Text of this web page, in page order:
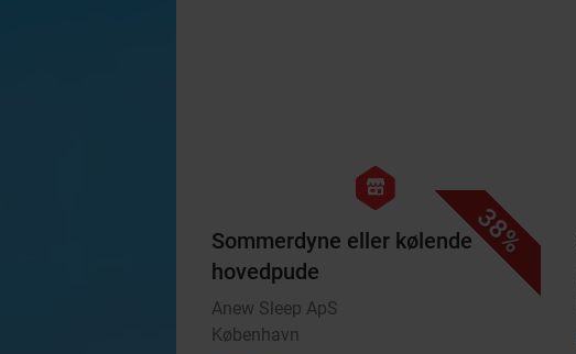
38%
hexagon
store
Sommerdyne eller kølende
hovedpude
Anew Sleep ApS
København